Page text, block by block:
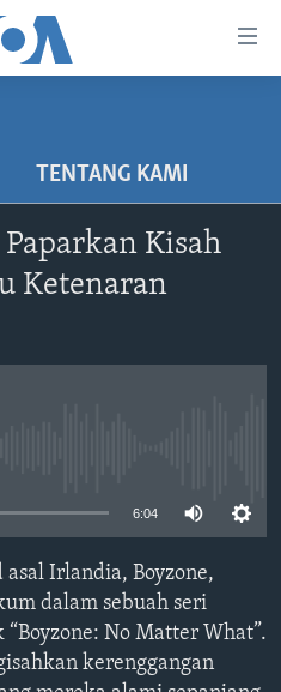
TENTANG KAMI
Kisah
Ketenaran
6:04
Irlandia, Boyzone,
dalam sebuah seri
No Matter What”.
kerenggangan